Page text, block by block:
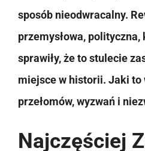
sposób nieodwracalny.
przemysłowa,
sprawiły, że to stulecie
miejsce w historii. Jaki to
przełomów, wyzwań i
Najczęściej